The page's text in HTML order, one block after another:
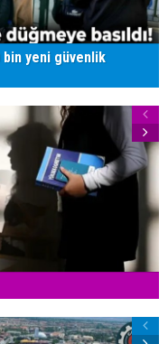
bin yeni güvenlik